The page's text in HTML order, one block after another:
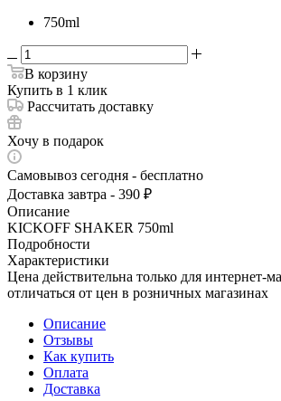
750ml
В корзину
Купить в 1 клик
Рассчитать доставку
Хочу в подарок
Самовывоз сегодня - бесплатно
Доставка завтра - 390 ₽
Описание
KICKOFF SHAKER 750ml
Подробности
Характеристики
Цена действительна только для интернет-
отличаться от цен в розничных магазинах
Описание
Отзывы
Как купить
Оплата
Доставка